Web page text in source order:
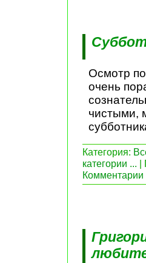
Осмотр
очень
чистыми,
Категория:
категории ... |
Комментарии